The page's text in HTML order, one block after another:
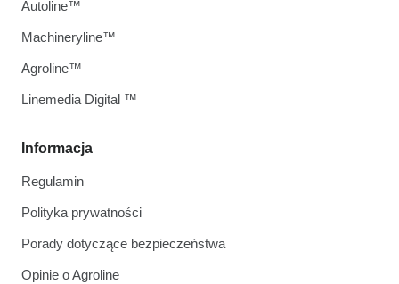
Informacja
Regulamin
Polityka prywatności
Porady dotyczące bezpieczeństwa
Opinie o Agroline
Autoline™
Machineryline™
Agroline™
Linemedia Digital ™